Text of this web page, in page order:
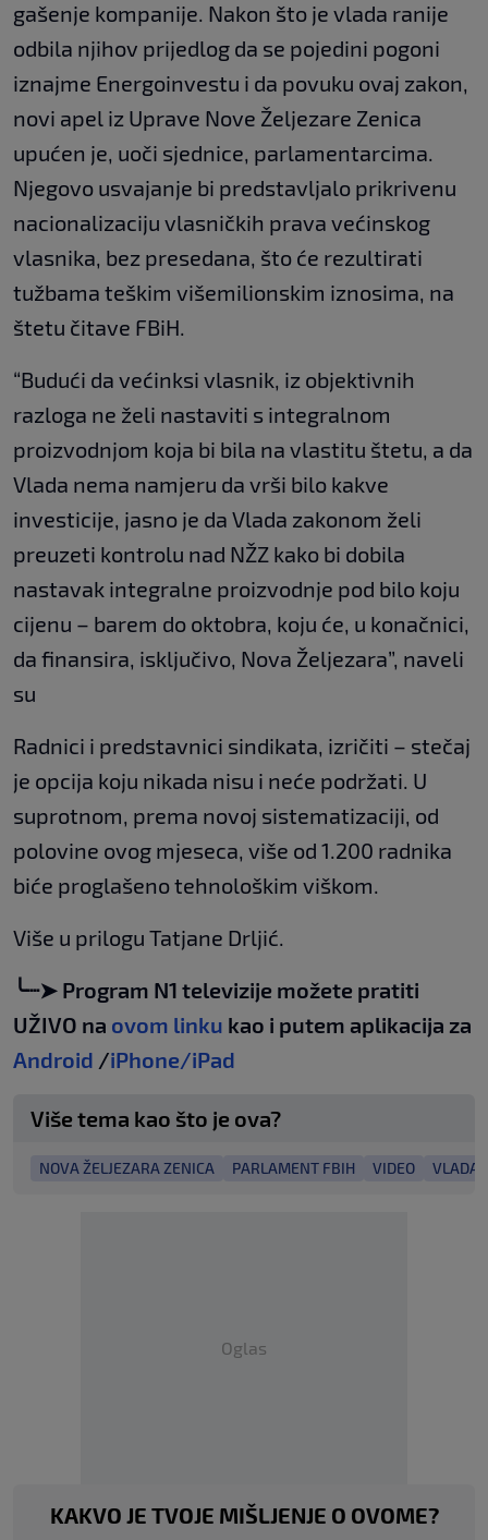
gašenje kompanije. Nakon što je vlada ranije
odbila njihov prijedlog da se pojedini pogoni
iznajme Energoinvestu i da povuku ovaj zakon,
novi apel iz Uprave Nove Željezare Zenica
upućen je, uoči sjednice, parlamentarcima.
Njegovo usvajanje bi predstavljalo prikrivenu
nacionalizaciju vlasničkih prava većinskog
vlasnika, bez presedana, što će rezultirati
tužbama teškim višemilionskim iznosima, na
štetu čitave FBiH.
“Budući da većinksi vlasnik, iz objektivnih
razloga ne želi nastaviti s integralnom
proizvodnjom koja bi bila na vlastitu štetu, a da
Vlada nema namjeru da vrši bilo kakve
investicije, jasno je da Vlada zakonom želi
preuzeti kontrolu nad NŽZ kako bi dobila
nastavak integralne proizvodnje pod bilo koju
cijenu – barem do oktobra, koju će, u konačnici,
da finansira, isključivo, Nova Željezara”, naveli
su
Radnici i predstavnici sindikata, izričiti – stečaj
je opcija koju nikada nisu i neće podržati. U
suprotnom, prema novoj sistematizaciji, od
polovine ovog mjeseca, više od 1.200 radnika
biće proglašeno tehnološkim viškom.
Više u prilogu Tatjane Drljić.
╰┈➤ Program N1 televizije možete pratiti
UŽIVO na ovom linku kao i putem aplikacija za
Android /iPhone/iPad
Više tema kao što je ova?
NOVA ŽELJEZARA ZENICA PARLAMENT FBIH VIDEO VLADA
Oglas
KAKVO JE TVOJE MIŠLJENJE O OVOME?